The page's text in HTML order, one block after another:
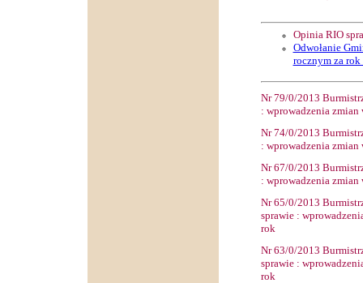
Opinia RIO
Odwołanie
rocznym za rok
Nr79/0/2013
: wprowadzenia zmian
Nr74/0/2013
: wprowadzenia zmian
Nr 67/0/2013
: wprowadzenia zmian
Nr 65/0/2013
sprawie:
rok
Nr 63/0/2013
sprawie:
rok